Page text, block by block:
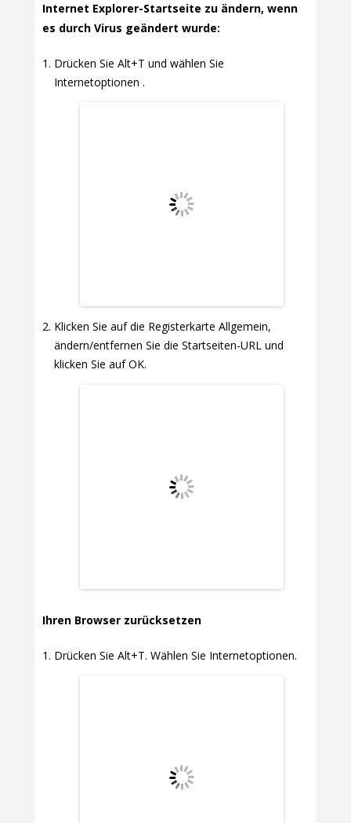
Internet Explorer-Startseite zu ändern, wenn
es durch Virus geändert wurde:
Drücken Sie Alt+T und wählen Sie
Internetoptionen .
Klicken Sie auf die Registerkarte Allgemein,
ändern/entfernen Sie die Startseiten-URL und
klicken Sie auf OK.
Ihren Browser zurücksetzen
Drücken Sie Alt+T. Wählen Sie Internetoptionen.